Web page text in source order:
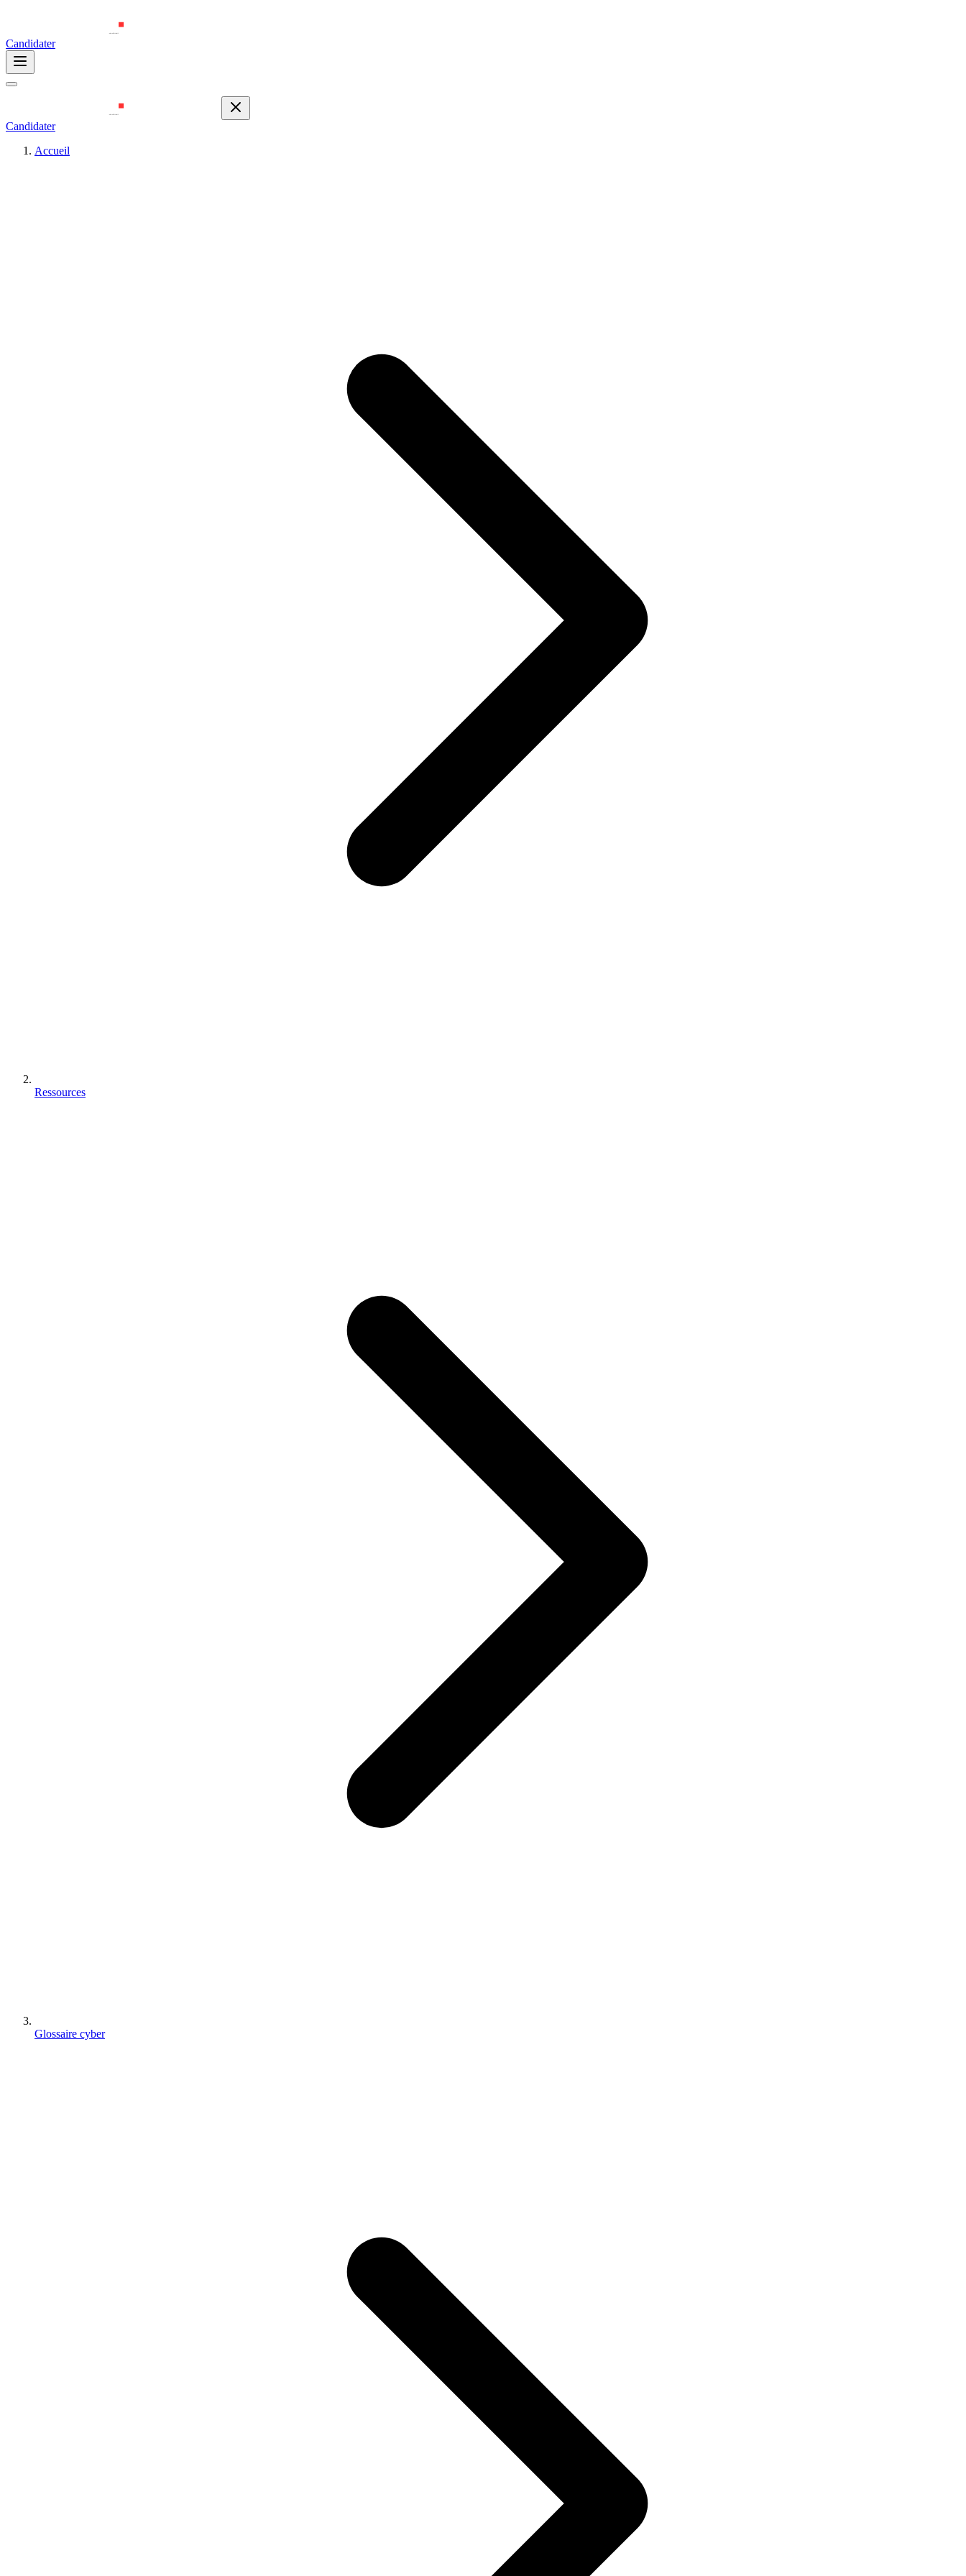
Candidater
Candidater
Accueil
Ressources
Glossaire cyber